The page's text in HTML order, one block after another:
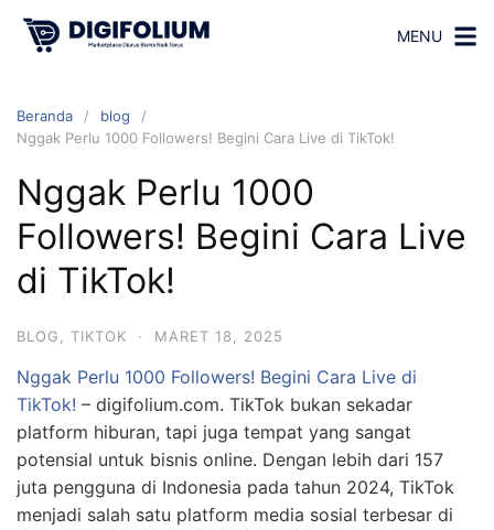
MENU
Beranda
blog
Nggak Perlu 1000 Followers! Begini Cara Live di TikTok!
Nggak Perlu 1000
Followers! Begini Cara Live
di TikTok!
BLOG TIKTOK · MARET 18, 2025
Nggak Perlu 1000 Followers! Begini Cara Live di
TikTok! – digifolium.com. TikTok bukan sekadar
platform hiburan, tapi juga tempat yang sangat
potensial untuk bisnis online. Dengan lebih dari 157
juta pengguna di Indonesia pada tahun 2024, TikTok
menjadi salah satu platform media sosial terbesar di